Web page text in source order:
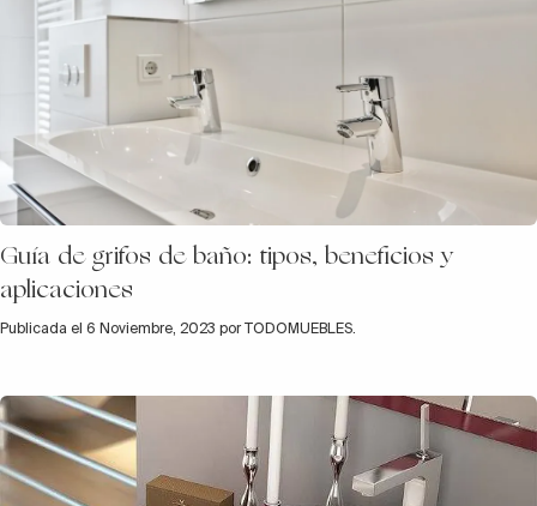
Guía de grifos de baño: tipos, beneficios y
aplicaciones
Publicada el 6 Noviembre, 2023 por TODOMUEBLES.